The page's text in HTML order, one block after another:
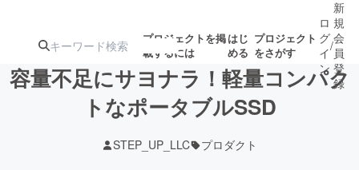
プロジェクトを掲
載するには
はじ
める
プロジェクト
をさがす
ジェクト
募集終了が近いプ
ロジェクト
ロ
グ
イ
ン
/
新
規
会
員
登
録
容量不足にサヨナラ！軽量コンパク
トなポータブルSSD
STEP_UP_LLC プロダクト